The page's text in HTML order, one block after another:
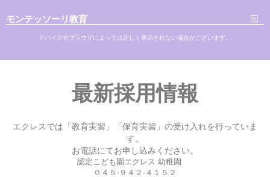
モンテッソーリ教育
デバイスやブラウザによっては正しく表示されない場合がございます。
最新採用情報
エクレスでは「教育実習」「保育実習」の受け入れを行っていま
す。
お電話にてお申し込みください。
認定こども園エクレス 幼稚園
０４５-９４２-４１５２